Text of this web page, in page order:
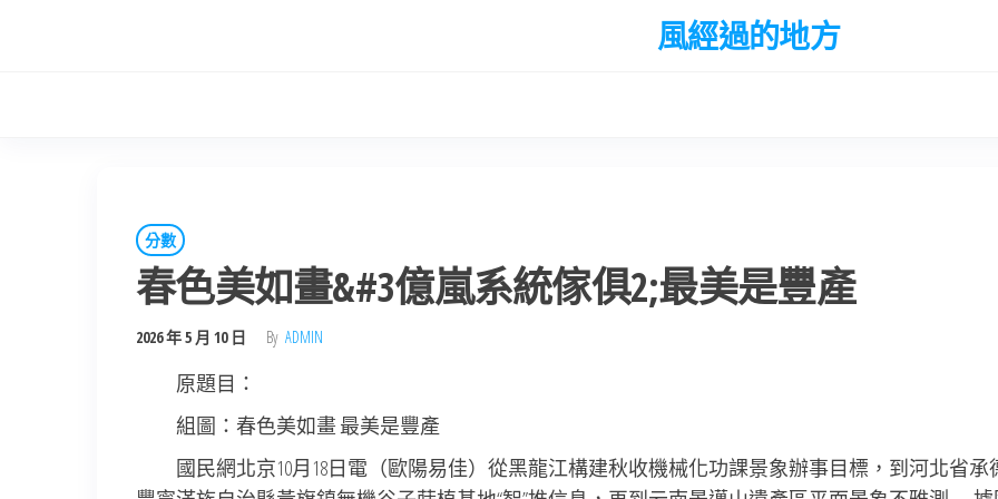
風經過的地方
分數
春色美如畫&#3億嵐系統傢俱2;最美是豐產
2026 年 5 月 10 日 By ADMIN
原題目：
組圖：春色美如畫 最美是豐產
國民網北京10月18日電（歐陽易佳）從黑龍江構建秋收機械化功課景象辦事目標，到河北省承